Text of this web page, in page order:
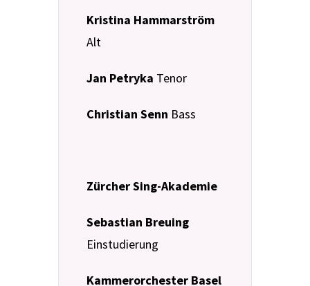
Kristina Hammarström
Alt
Jan Petryka Tenor
Christian Senn Bass
Zürcher Sing-Akademie
Sebastian Breuing
Einstudierung
Kammerorchester Basel